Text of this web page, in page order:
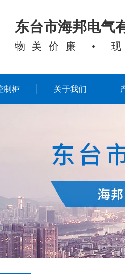
东台市海邦电气
物美价廉 •
制柜 关于我们